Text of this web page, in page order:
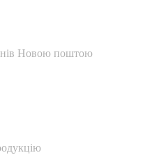
Новою поштою